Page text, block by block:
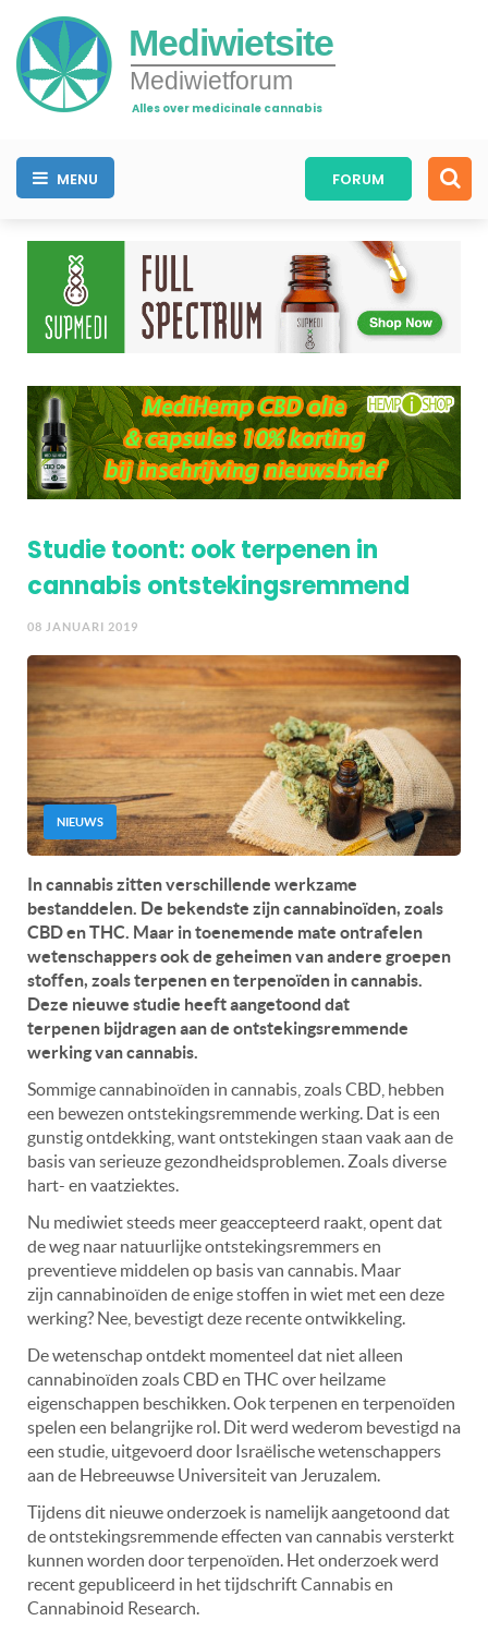
Mediwietsite
Mediwietforum
Alles over medicinale cannabis
MENU FORUM
Studie toont: ook terpenen in
cannabis ontstekingsremmend
08 JANUARI 2019
NIEUWS
In cannabis zitten verschillende werkzame
bestanddelen. De bekendste zijn cannabinoïden, zoals
CBD en THC. Maar in toenemende mate ontrafelen
wetenschappers ook de geheimen van andere groepen
stoffen, zoals terpenen en terpenoïden in cannabis.
Deze nieuwe studie heeft aangetoond dat
terpenen bijdragen aan de ontstekingsremmende
werking van cannabis.
Sommige cannabinoïden in cannabis, zoals CBD, hebben
een bewezen ontstekingsremmende werking. Dat is een
gunstig ontdekking, want ontstekingen staan vaak aan de
basis van serieuze gezondheidsproblemen. Zoals diverse
hart- en vaatziektes.
Nu mediwiet steeds meer geaccepteerd raakt, opent dat
de weg naar natuurlijke ontstekingsremmers en
preventieve middelen op basis van cannabis. Maar
zijn cannabinoïden de enige stoffen in wiet met een deze
werking? Nee, bevestigt deze recente ontwikkeling.
De wetenschap ontdekt momenteel dat niet alleen
cannabinoïden zoals CBD en THC over heilzame
eigenschappen beschikken. Ook terpenen en terpenoïden
spelen een belangrijke rol. Dit werd wederom bevestigd na
een studie, uitgevoerd door Israëlische wetenschappers
aan de Hebreeuwse Universiteit van Jeruzalem.
Tijdens dit nieuwe onderzoek is namelijk aangetoond dat
de ontstekingsremmende effecten van cannabis versterkt
kunnen worden door terpenoïden. Het onderzoek werd
recent gepubliceerd in het tijdschrift Cannabis en
Cannabinoid Research.